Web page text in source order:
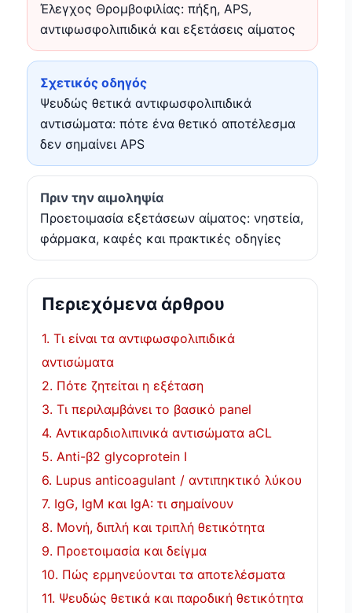
Έλεγχος Θρομβοφιλίας: πήξη, APS,
αντιφωσφολιπιδικά και εξετάσεις αίματος
Σχετικός οδηγός
Ψευδώς θετικά αντιφωσφολιπιδικά
αντισώματα: πότε ένα θετικό αποτέλεσμα
δεν σημαίνει APS
Πριν την αιμοληψία
Προετοιμασία εξετάσεων αίματος: νηστεία,
φάρμακα, καφές και πρακτικές οδηγίες
Περιεχόμενα άρθρου
1. Τι είναι τα αντιφωσφολιπιδικά
αντισώματα
2. Πότε ζητείται η εξέταση
3. Τι περιλαμβάνει το βασικό panel
4. Αντικαρδιολιπινικά αντισώματα aCL
5. Anti-β2 glycoprotein I
6. Lupus anticoagulant / αντιπηκτικό λύκου
7. IgG, IgM και IgA: τι σημαίνουν
8. Μονή, διπλή και τριπλή θετικότητα
9. Προετοιμασία και δείγμα
10. Πώς ερμηνεύονται τα αποτελέσματα
11. Ψευδώς θετικά και παροδική θετικότητα